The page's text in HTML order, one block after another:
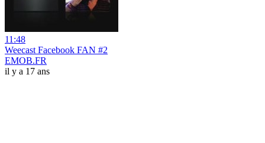
11:48
Weecast Facebook FAN #2
EMOB.FR
il y a 17 ans